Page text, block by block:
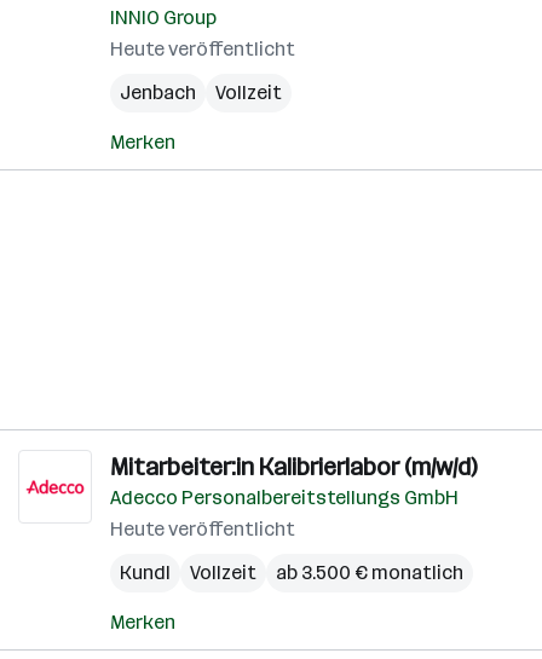
INNIO Group
Heute veröffentlicht
Jenbach
Vollzeit
Merken
Mitarbeiter:in Kalibrierlabor (m/w/d)
Adecco Personalbereitstellungs GmbH
Heute veröffentlicht
Kundl
Vollzeit ab 3.500 € monatlich
Merken